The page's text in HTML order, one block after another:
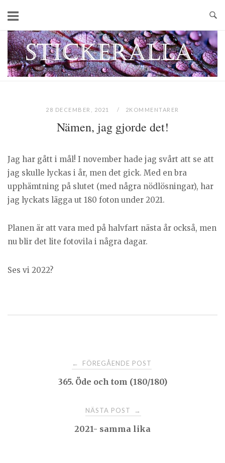
content
Home
28 DECEMBER, 2021 2KOMMENTARER
Nämen, jag gjorde det!
Jag har gått i mål! I november hade jag svårt att se att
jag skulle lyckas i år, men det gick. Med en bra
upphämtning på slutet (med några nödlösningar), har
jag lyckats lägga ut 180 foton under 2021.
Planen är att vara med på halvfart nästa år också, men
nu blir det lite fotovila i några dagar.
Ses vi 2022?
navigation
← FÖREGÅENDE POST
365. Öde och tom (180/180)
NÄSTA POST →
2021- samma lika